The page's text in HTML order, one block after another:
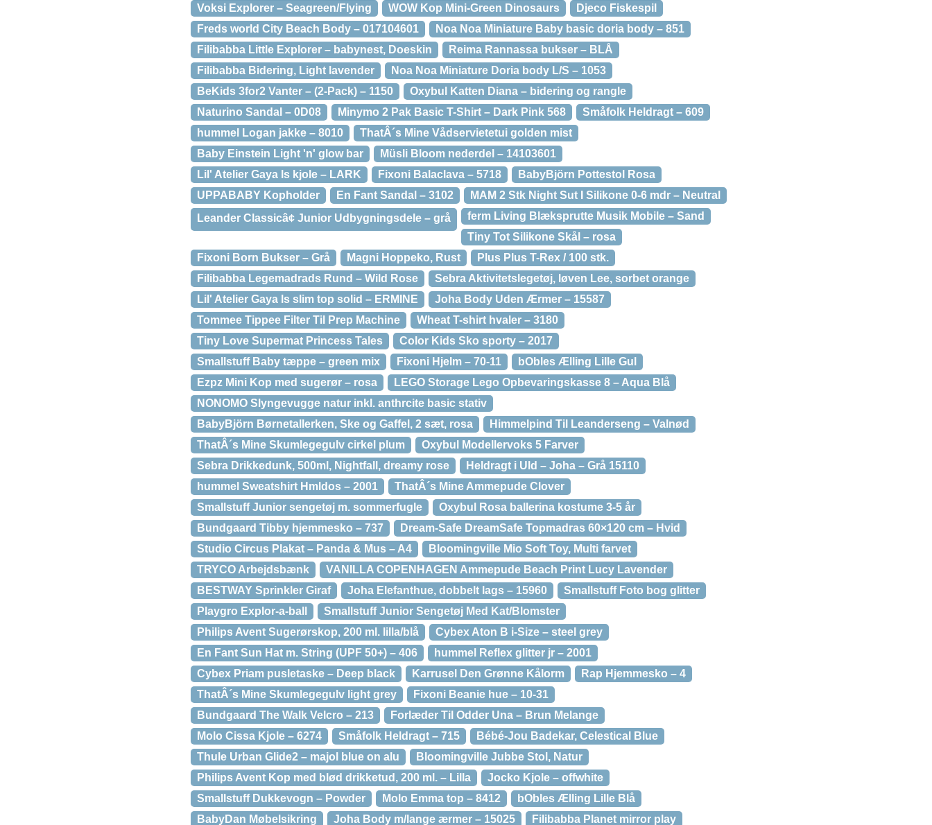
Voksi Explorer – Seagreen/Flying
WOW Kop Mini-Green Dinosaurs
Djeco Fiskespil
Freds world City Beach Body – 017104601
Noa Noa Miniature Baby basic doria body – 851
Filibabba Little Explorer – babynest, Doeskin
Reima Rannassa bukser – BLÅ
Filibabba Bidering, Light lavender
Noa Noa Miniature Doria body L/S – 1053
BeKids 3for2 Vanter – (2-Pack) – 1150
Oxybul Katten Diana – bidering og rangle
Naturino Sandal – 0D08
Minymo 2 Pak Basic T-Shirt – Dark Pink 568
Småfolk Heldragt – 609
hummel Logan jakke – 8010
ThatÂ´s Mine Vådservietetui golden mist
Baby Einstein Light 'n' glow bar
Müsli Bloom nederdel – 14103601
Lil' Atelier Gaya ls kjole – LARK
Fixoni Balaclava – 5718
BabyBjörn Pottestol Rosa
UPPABABY Kopholder
En Fant Sandal – 3102
MAM 2 Stk Night Sut I Silikone 0-6 mdr – Neutral
Leander Classicâ¢ Junior Udbygningsdele – grå
ferm Living Blæksprutte Musik Mobile – Sand
Tiny Tot Silikone Skål – rosa
Fixoni Born Bukser – Grå
Magni Hoppeko, Rust
Plus Plus T-Rex / 100 stk.
Filibabba Legemadrads Rund – Wild Rose
Sebra Aktivitetslegetøj, løven Lee, sorbet orange
Lil' Atelier Gaya ls slim top solid – ERMINE
Joha Body Uden Ærmer – 15587
Tommee Tippee Filter Til Prep Machine
Wheat T-shirt hvaler – 3180
Tiny Love Supermat Princess Tales
Color Kids Sko sporty – 2017
Smallstuff Baby tæppe – green mix
Fixoni Hjelm – 70-11
bObles Ælling Lille Gul
Ezpz Mini Kop med sugerør – rosa
LEGO Storage Lego Opbevaringskasse 8 – Aqua Blå
NONOMO Slyngevugge natur inkl. anthrcite basic stativ
BabyBjörn Børnetallerken, Ske og Gaffel, 2 sæt, rosa
Himmelpind Til Leanderseng – Valnød
ThatÂ´s Mine Skumlegegulv cirkel plum
Oxybul Modellervoks 5 Farver
Sebra Drikkedunk, 500ml, Nightfall, dreamy rose
Heldragt i Uld – Joha – Grå 15110
hummel Sweatshirt Hmldos – 2001
ThatÂ´s Mine Ammepude Clover
Smallstuff Junior sengetøj m. sommerfugle
Oxybul Rosa ballerina kostume 3-5 år
Bundgaard Tibby hjemmesko – 737
Dream-Safe DreamSafe Topmadras 60×120 cm – Hvid
Studio Circus Plakat – Panda & Mus – A4
Bloomingville Mio Soft Toy, Multi farvet
TRYCO Arbejdsbænk
VANILLA COPENHAGEN Ammepude Beach Print Lucy Lavender
BESTWAY Sprinkler Giraf
Joha Elefanthue, dobbelt lags – 15960
Smallstuff Foto bog glitter
Playgro Explor-a-ball
Smallstuff Junior Sengetøj Med Kat/Blomster
Philips Avent Sugerørskop, 200 ml. lilla/blå
Cybex Aton B i-Size – steel grey
En Fant Sun Hat m. String (UPF 50+) – 406
hummel Reflex glitter jr – 2001
Cybex Priam pusletaske – Deep black
Karrusel Den Grønne Kålorm
Rap Hjemmesko – 4
ThatÂ´s Mine Skumlegegulv light grey
Fixoni Beanie hue – 10-31
Bundgaard The Walk Velcro – 213
Forlæder Til Odder Una – Brun Melange
Molo Cissa Kjole – 6274
Småfolk Heldragt – 715
Bébé-Jou Badekar, Celestical Blue
Thule Urban Glide2 – majol blue on alu
Bloomingville Jubbe Stol, Natur
Philips Avent Kop med blød drikketud, 200 ml. – Lilla
Jocko Kjole – offwhite
Smallstuff Dukkevogn – Powder
Molo Emma top – 8412
bObles Ælling Lille Blå
BabyDan Møbelsikring
Joha Body m/lange ærmer – 15025
Filibabba Planet mirror play